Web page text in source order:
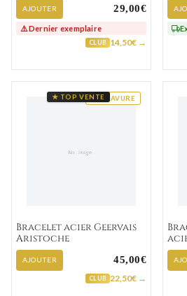
AJOUTER 29,00€
⚠️ Dernier exemplaire
CLUB 14,50€ →
GRAVURE
★ TOP VENTE
Bracelet acier Geervais
Aristoche
AJOUTER 45,00€
CLUB 22,50€ →